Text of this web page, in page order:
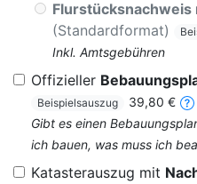
Flurstücksnachweis
(Standardformat)
Inkl. Amtsgebühren
Offizieller
Beispielsauszug
39,80 €
Gibt es einen
ich bauen, was muss ich
Katasterauszug mit